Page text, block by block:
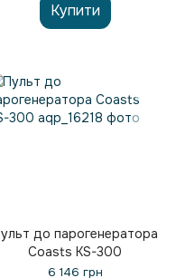
Купити
до парогенератора
Coasts KS-300
6 146 грн